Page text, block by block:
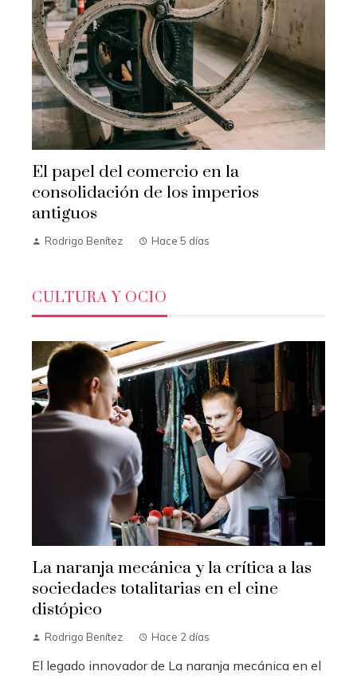
El papel del comercio en la
consolidación de los imperios
antiguos
Rodrigo Benítez Hace 5 días
CULTURA Y OCIO
La naranja mecánica y la crítica a las
sociedades totalitarias en el cine
distópico
Rodrigo Benítez Hace 2 días
El legado innovador de La naranja mecánica en el